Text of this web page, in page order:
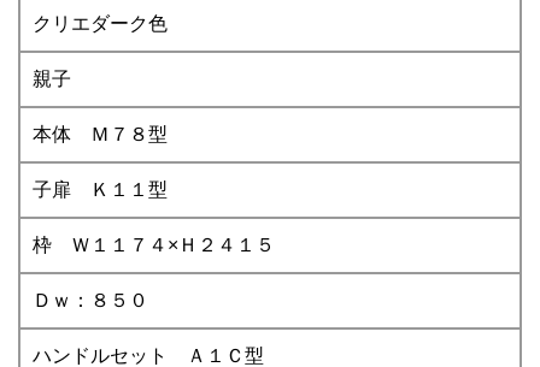
クリエダーク色
親子
本体 Ｍ７８型
子扉 Ｋ１１型
枠 Ｗ１１７４×Ｈ２４１５
Ｄｗ：８５０
ハンドルセット Ａ１Ｃ型